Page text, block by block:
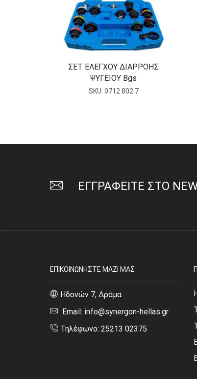
ΣΕΤ ΕΛΕΓΧΟΥ ΔΙΑΡΡΟΗΣ
ΨΥΓΕΙΟΥ Bgs
SKU: 0712 802 7
ΕΓΓΡΑΦΕΙΤΕ ΣΤΟ
ΕΠΙΚΟΙΝΩΝΗΣΤΕ ΜΑΖΙ ΜΑΣ
Ηδονών 7, Δράμα
Email: info@synergon-hellas.gr
Τηλέφωνο: 25213 02375